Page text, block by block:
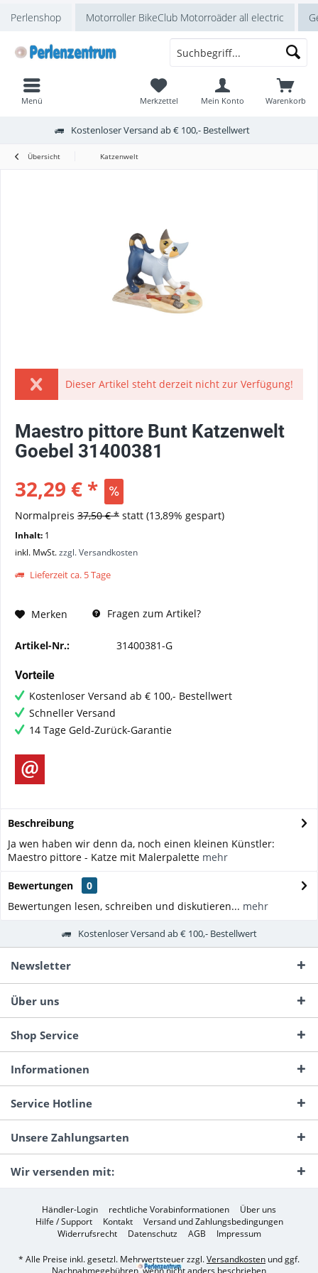
Perlenshop Motorroller BikeClub Motorroäder all electric
Kostenloser Versand ab € 100,- Bestellwert
Warenkorb
Merkzettel Mein Konto
Menü
Übersicht Katzenwelt
Dieser Artikel steht derzeit nicht zur Verfügung!
Maestro pittore Bunt Katzenwelt
Goebel 31400381
32,29 € *
Normalpreis 37,50 € * statt (13,89% gespart)
Inhalt: 1
inkl. MwSt.zzgl. Versandkosten
Lieferzeit ca. 5 Tage
Merken Fragen zum Artikel?
Artikel-Nr.: 31400381-G
Vorteile
Kostenloser Versand ab € 100,- Bestellwert
Schneller Versand
14 Tage Geld-Zurück-Garantie
Beschreibung
Ja wen haben wir denn da, noch einen kleinen Künstler:
Maestro pittore - Katze mit Malerpalette mehr
Bewertungen
0
Bewertungen lesen, schreiben und diskutieren... mehr
Kostenloser Versand ab € 100,- Bestellwert
Newsletter
Über uns
Shop Service
Informationen
Service Hotline
Unsere Zahlungsarten
Wir versenden mit:
Händler-Login rechtliche Vorabinformationen
Über uns
Hilfe / Support
Kontakt
Versand und Zahlungsbedingungen
Widerrufsrecht
Datenschutz AGB Impressum
* Alle Preise inkl. gesetzl. Mehrwertsteuer zzgl.Versandkosten und ggf.